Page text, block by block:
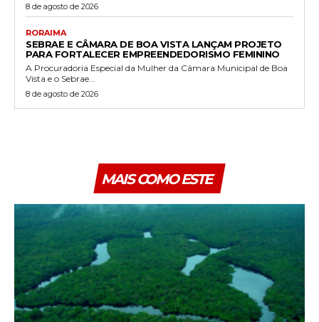
8 de agosto de 2026
RORAIMA
SEBRAE E CÂMARA DE BOA VISTA LANÇAM PROJETO
PARA FORTALECER EMPREENDEDORISMO FEMININO
A Procuradoria Especial da Mulher da Câmara Municipal de Boa
Vista e o Sebrae...
8 de agosto de 2026
MAIS COMO ESTE